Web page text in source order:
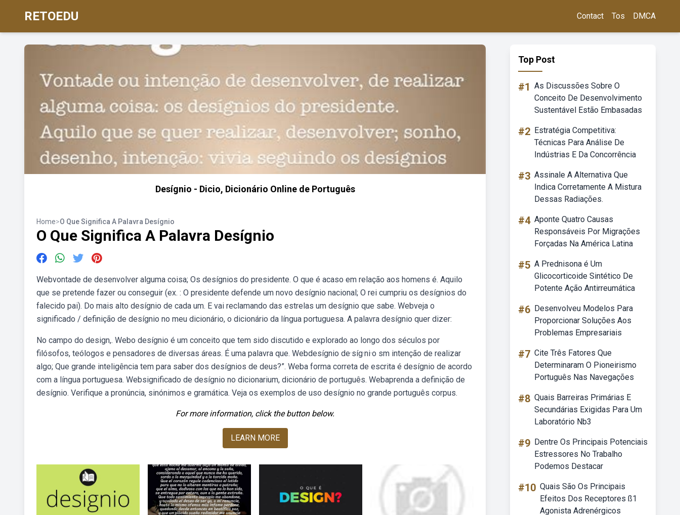
RETOEDU Contact Tos DMCA
Desígnio - Dicio, Dicionário Online de Português
Home>O Que Significa A Palavra Desígnio
O Que Significa A Palavra Desígnio
Webvontade de desenvolver alguma coisa; Os desígnios do presidente. O que é acaso em relação aos homens é. Aquilo
que se pretende fazer ou conseguir (ex. : O presidente defende um novo desígnio nacional; O rei cumpriu os desígnios do
falecido pai). Do mais alto desígnio de cada um. E vai reclamando das estrelas um desígnio que sabe. Webveja o
significado / definição de desígnio no meu dicionário, o dicionário da língua portuguesa. A palavra desígnio quer dizer:
No campo do design,. Webo desígnio é um conceito que tem sido discutido e explorado ao longo dos séculos por
filósofos, teólogos e pensadores de diversas áreas. É uma palavra que. Webdesígnio de·síg·ni·o sm intenção de realizar
algo; Que grande inteligência tem para saber dos desígnios de deus?”. Weba forma correta de escrita é desígnio de acordo
com a língua portuguesa. Websignificado de desígnio no dicionarium, dicionário de português. Webaprenda a definição de
desígnio. Verifique a pronúncia, sinónimos e gramática. Veja os exemplos de uso desígnio no grande português corpus.
For more information, click the button below.
LEARN MORE
Top Post
#1 As Discussões Sobre O
Conceito De Desenvolvimento
Sustentável Estão Embasadas
#2 Estratégia Competitiva:
Técnicas Para Análise De
Indústrias E Da Concorrência
#3 Assinale A Alternativa Que
Indica Corretamente A Mistura
Dessas Radiações.
#4 Aponte Quatro Causas
Responsáveis Por Migrações
Forçadas Na América Latina
#5 A Prednisona é Um
Glicocorticoide Sintético De
Potente Ação Antirreumática
#6 Desenvolveu Modelos Para
Proporcionar Soluções Aos
Problemas Empresariais
#7 Cite Três Fatores Que
Determinaram O Pioneirismo
Português Nas Navegações
#8 Quais Barreiras Primárias E
Secundárias Exigidas Para Um
Laboratório Nb3
#9 Dentre Os Principais Potenciais
Estressores No Trabalho
Podemos Destacar
#10 Quais São Os Principais
Efeitos Dos Receptores ß1
Agonista Adrenérgicos